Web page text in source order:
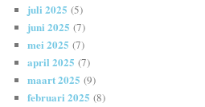
juli 2025 (5)
juni 2025 (7)
mei 2025 (7)
april 2025 (7)
maart 2025 (9)
februari 2025 (8)